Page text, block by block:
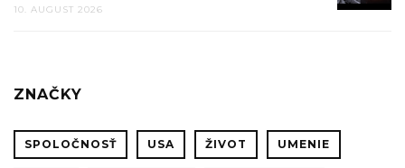
VFX
2049
10. AUGUST 2026
ZNAČKY
SPOLOČNOSŤ USA ŽIVOT UMENIE